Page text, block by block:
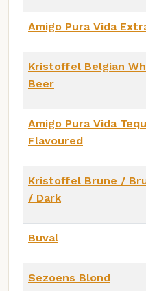
Amigo Pura Vida
Kristoffel Belgian
Beer
Amigo Pura Vida
Flavoured
Kristoffel Brune /
/ Dark
Buval
Sezoens Blond